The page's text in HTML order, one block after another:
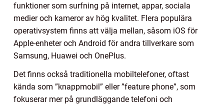
funktioner som surfning på internet, appar, sociala
medier och kameror av hög kvalitet. Flera populära
operativsystem finns att välja mellan, såsom iOS för
Apple-enheter och Android för andra tillverkare som
Samsung, Huawei och OnePlus.
Det finns också traditionella mobiltelefoner, oftast
kända som ”knappmobil” eller ”feature phone”, som
fokuserar mer på grundläggande telefoni och